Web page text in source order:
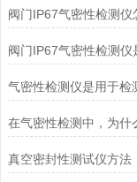
阀门IP67气密性检测仪
阀门IP67气密性检测仪
真空密封性测试仪方法